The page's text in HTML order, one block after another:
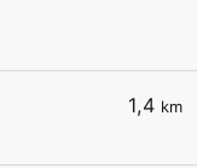
1,4 km